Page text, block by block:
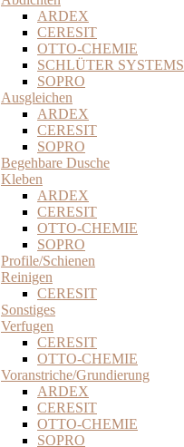
ARDEX
CERESIT
OTTO-CHEMIE
SCHLÜTER SYSTEMS
SOPRO
Ausgleichen
ARDEX
CERESIT
SOPRO
Begehbare Dusche
Kleben
ARDEX
CERESIT
OTTO-CHEMIE
SOPRO
Profile/Schienen
Reinigen
CERESIT
Sonstiges
Verfugen
CERESIT
OTTO-CHEMIE
Voranstriche/Grundierung
ARDEX
CERESIT
OTTO-CHEMIE
SOPRO